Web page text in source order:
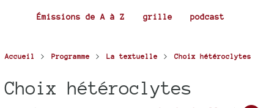
Émissions de A à Z grille podcast
Accueil > Programme > La textuelle > Choix hétéroclytes
Choix hétéroclytes